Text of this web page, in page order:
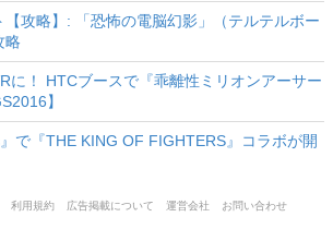
【攻略】: 「恐怖の電脳幻影」（テルテルボー
略
に！ HTCブースで『乖離性ミリオンアーサー
】
で『THE KING OF FIGHTERS』コラボが開
利用規約 広告掲載について 運営会社 お問い合わせ